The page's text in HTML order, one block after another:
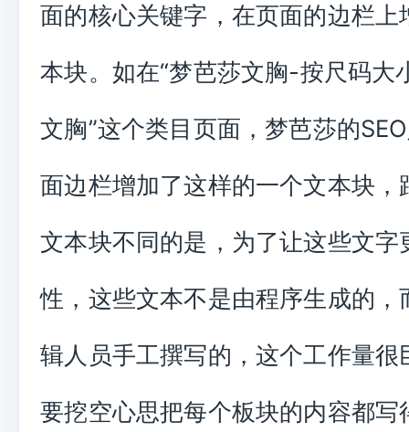
面的核心关键字，在页面的边栏上
本块。如在“梦芭莎文胸-按尺码大
文胸”这个类目页面，梦芭莎的
面边栏增加了这样的一个文本块，
文本块不同的是，为了让这些文字
性，这些文本不是由程序生成的，
辑人员手工撰写的，这个工作量很
要挖空心思把每个板块的内容都写